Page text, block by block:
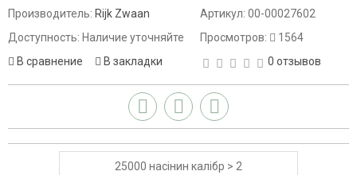
Производитель: Rijk Zwaan
Доступность: Наличие уточняйте
В сравнение
В закладки
Артикул: 00-00027602
Просмотров:
1564
0 отзывов
25000 насінин калібр > 2